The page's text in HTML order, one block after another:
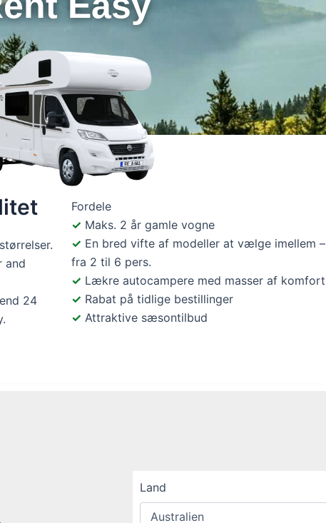
and
24
Fordele
Maks. 2 år gamle vogne
En bred vifte af modeller at vælge imellem –
fra 2 til 6 pers.
Lækre autocampere med masser af komfort
Rabat på tidlige bestillinger
Attraktive sæsontilbud
Land